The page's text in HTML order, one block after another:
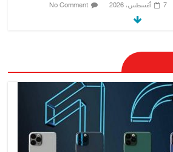
7 أغسطس، 2026 No Comment
القضاء الأعلى: القبض على عدد من
موظفي بلدية الناصرية ومعقبين
ضبطت بحوزتهم مستندات وأختام
مزورة
7 أغسطس، 2026 No Comment
محكمة أمريكية تلزم “ميتا” بدفع
567 مليون دولار